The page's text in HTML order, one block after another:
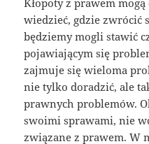
Kłopoty z prawem
wiedzieć, gdzie zwrócić
będziemy mogli stawić
pojawiającym się
zajmuje się wieloma
nie tylko doradzić, ale
prawnych problemów.
swoimi sprawami, nie
związane z prawem. W